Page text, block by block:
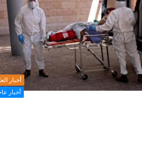
أخبار
أخبار